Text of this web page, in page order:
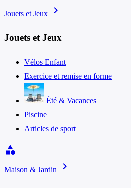
Jouets et Jeux chevron_right
Jouets et Jeux
Vélos Enfant
Exercice et remise en forme
Été & Vacances
Piscine
Articles de sport
category
Maison & Jardin chevron_right